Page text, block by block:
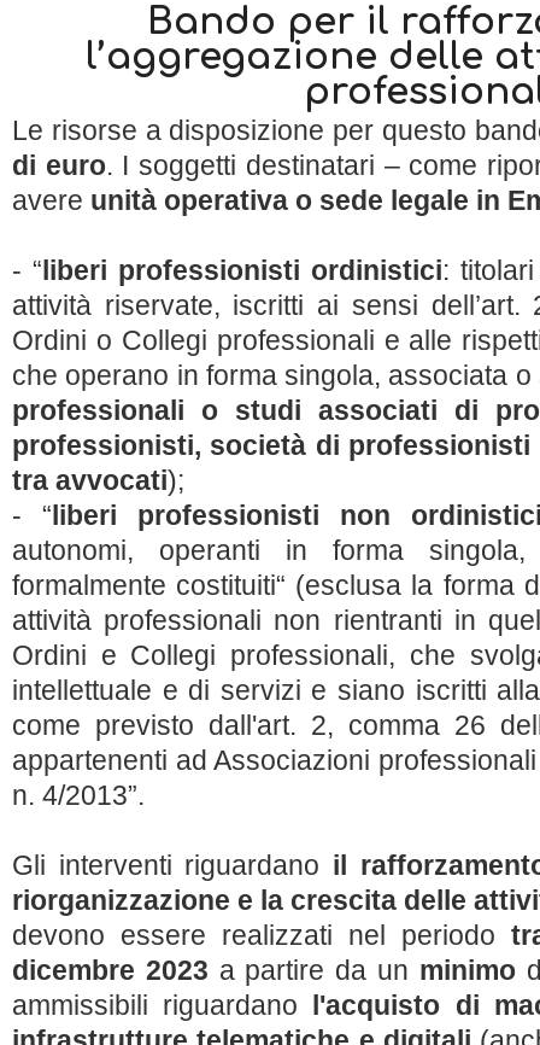
Bando per il
l’aggregazione delle
Le risorse a disposizione per questo
di euro. I soggetti destinatari – come
avere unità operativa o sede legale in
- “ liberi professionisti ordinistici:
attività riservate, iscritti ai sensi
Ordini o Collegi professionali e alle
che operano in forma singola, associata o
professionali o studi associati di
professionisti, società di professionisti
tra avvocati);
- “ liberi professionisti non
autonomi, operanti in forma
formalmente costituiti“ (esclusa la forma
attività professionali non rientranti in
Ordini e Collegi professionali, che
intellettuale e di servizi e siano iscritti
come previsto dall'art. 2, comma 26
appartenenti ad Associazioni
n. 4/2013”.
Gli interventi riguardano il
riorganizzazione e la crescita delle
devono essere realizzati nel periodo
dicembre 2023 a partire da un minimo
ammissibili riguardano
l'acquisto di